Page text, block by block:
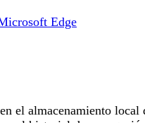
Edge
el almacenamiento local